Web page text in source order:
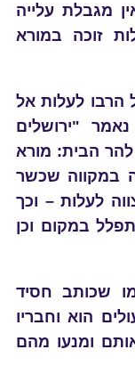
מגבלת עלייה
זוכה במורא
הרבו לעלות אל
"ירושלים
להר הבית: מורא
במקווה שכשר
לעלות – וכך
במקום וכן
שכותב חסיד
1860 שהיו עולים הוא וחבריו
ומנעו מהם